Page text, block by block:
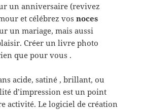
un anniversaire (revivez
et célébrez vos noces
un mariage, mais aussi
Créer un livre photo
que pour vous .
acide, satiné , brillant, ou
d’impression est un point
activité. Le logiciel de création